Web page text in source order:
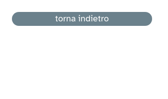
torna indietro